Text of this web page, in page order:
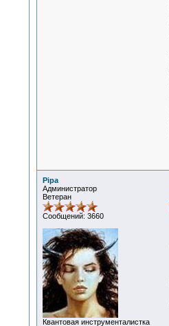
Pipa
Администратор
Ветеран
Сообщений: 3660
Квантовая инструменталистка